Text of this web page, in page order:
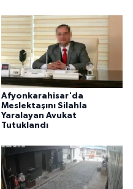
Afyonkarahisar'da
Meslektaşını Silahla
Yaralayan Avukat
Tutuklandı